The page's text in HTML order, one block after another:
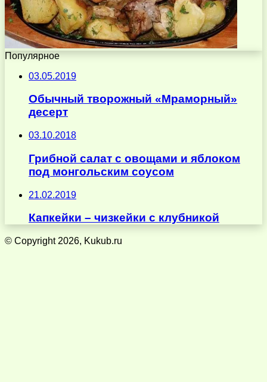
Популярное
03.05.2019
Обычный творожный «Мраморный»
десерт
03.10.2018
Грибной салат с овощами и яблоком
под монгольским соусом
21.02.2019
Капкейки – чизкейки с клубникой
© Copyright 2026, Kukub.ru